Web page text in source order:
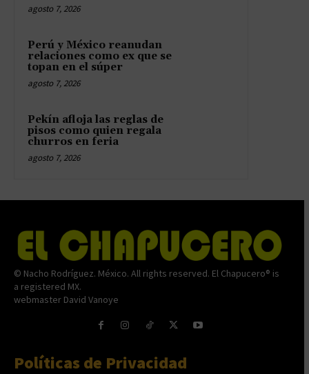
agosto 7, 2026
Perú y México reanudan
relaciones como ex que se
topan en el súper
agosto 7, 2026
Pekín afloja las reglas de
pisos como quien regala
churros en feria
agosto 7, 2026
© Nacho Rodríguez. México. All rights reserved. El Chapucero® is
a registered MX.
webmaster David Vanoye
Políticas de Privacidad